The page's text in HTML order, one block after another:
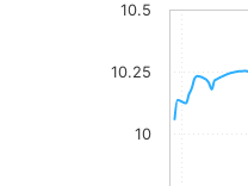
10
10.25
10.5